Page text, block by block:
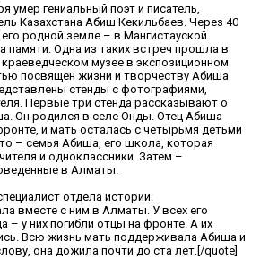
умер гениальный поэт и писатель,
Казахстана Абиш Кекильбаев. Через 40
родной земле – в Мангистауской
памяти. Одна из таких встреч прошла в
музее в экспозиционном
посвящен жизни и творчеству Абиша
стенды с фотографиями,
Первые три стенда рассказывают о
Он родился в селе Онды. Отец Абиша
и мать осталась с четырьмя детьми
– семья Абиша, его школа, которая
и одноклассники. Затем –
в Алматы.
отдела истории:
вместе с ним в Алматы. У всех его
– у них погибли отцы на фронте. А их
Всю жизнь мать поддерживала Абиша и
она дожила почти до ста лет.[/quote]